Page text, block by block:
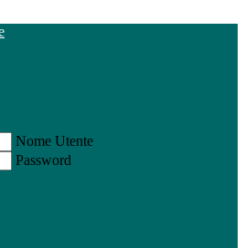
Nome Utente
Password